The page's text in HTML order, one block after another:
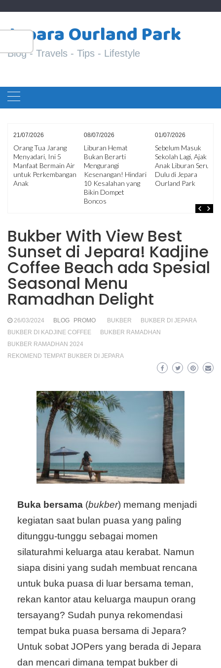
content
Jepara Ourland Park
Blog - Travels - Tips - Lifestyle
08/07/2026
Liburan Hemat
Bukan Berarti
Mengurangi
Kesenangan! Hindari
10 Kesalahan yang
01/07/2026
Sebelum Masuk
Sekolah Lagi, Ajak
Anak Liburan Seru
Dulu di Jepara
Ourland Park
29/06/2026
10 Kesalahan
Penumpang yang
Sering Membuat
Perjalanan Tidak
Nyaman
Bukber With View Best
Sunset di Jepara! Kadjine
Coffee Beach ada Spesial
Seasonal Menu
Ramadhan Delight
26/03/2024 BLOG PROMO BUKBER
BUKBER DI JEPARA
BUKBER DI KADJINE COFFEE
BUKBER RAMADHAN
BUKBER RAMADHAN 2024
REKOMEND TEMPAT BUKBER DI JEPARA
Buka bersama (bukber) memang menjadi
kegiatan saat bulan puasa yang paling
ditunggu-tunggu sebagai momen
silaturahmi keluarga atau kerabat. Namun
siapa disini yang sudah membuat rencana
untuk buka puasa di luar bersama teman,
rekan kantor atau keluarga maupun orang
tersayang? Sudah punya rekomendasi
tempat buka puasa bersama di Jepara?
Untuk sobat JOPers yang berada di Jepara
dan mencari dimana tempat bukber di